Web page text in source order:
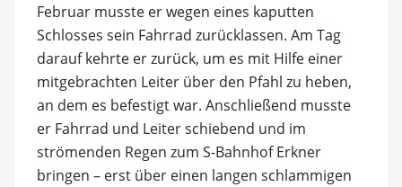
Februar musste er wegen eines kaputten
Schlosses sein Fahrrad zurücklassen. Am Tag
darauf kehrte er zurück, um es mit Hilfe einer
mitgebrachten Leiter über den Pfahl zu heben,
an dem es befestigt war. Anschließend musste
er Fahrrad und Leiter schiebend und im
strömenden Regen zum S-Bahnhof Erkner
bringen – erst über einen langen schlammigen